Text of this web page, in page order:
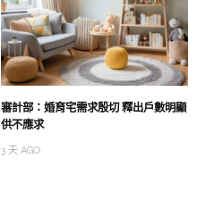
審計部：婚育宅需求殷切 釋出戶數明顯
供不應求
3 天 AGO